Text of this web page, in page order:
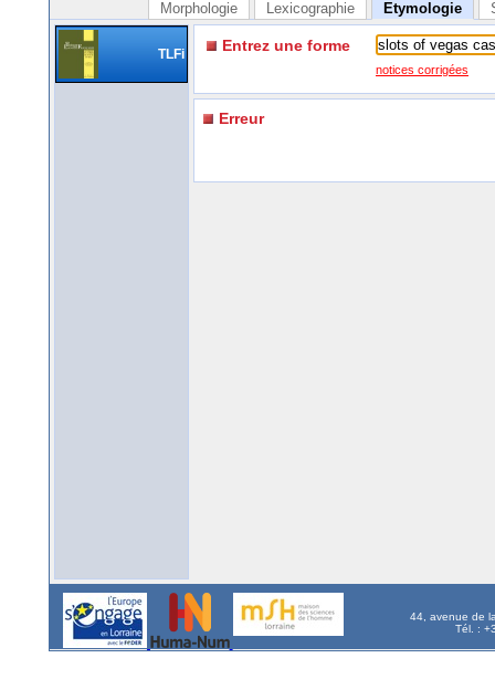
Morphologie Lexicographie Etymologie
TLFi Entrez une forme
notices corrigées
Erreur
44, avenue de
Tél. :